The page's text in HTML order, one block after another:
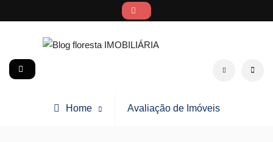
to
Blog floresta IMOBILIÁRIA Search social
Home
Archive
Avaliação de Imóveis